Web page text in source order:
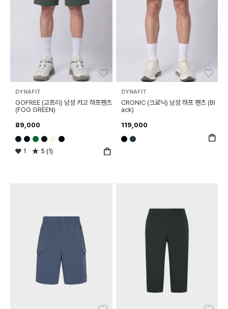
DYNAFIT
GOFREE (고프리) 남성 카고 하프팬츠
(FOG GREEN)
89,000
1 5 (1)
DYNAFIT
CRONIC (크로닉) 남성 하프 팬츠 (Bl
ack)
119,000